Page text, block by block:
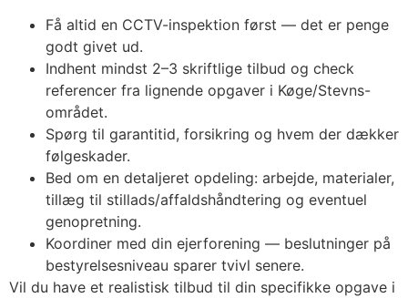
Få altid en CCTV-inspektion først — det er penge
godt givet ud.
Indhent mindst 2–3 skriftlige tilbud og check
referencer fra lignende opgaver i Køge/Stevns-
området.
Spørg til garantitid, forsikring og hvem der dækker
følgeskader.
Bed om en detaljeret opdeling: arbejde, materialer,
tillæg til stillads/affaldshåndtering og eventuel
genopretning.
Koordiner med din ejerforening — beslutninger på
bestyrelsesniveau sparer tvivl senere.
Vil du have et realistisk tilbud til din specifikke opgave i